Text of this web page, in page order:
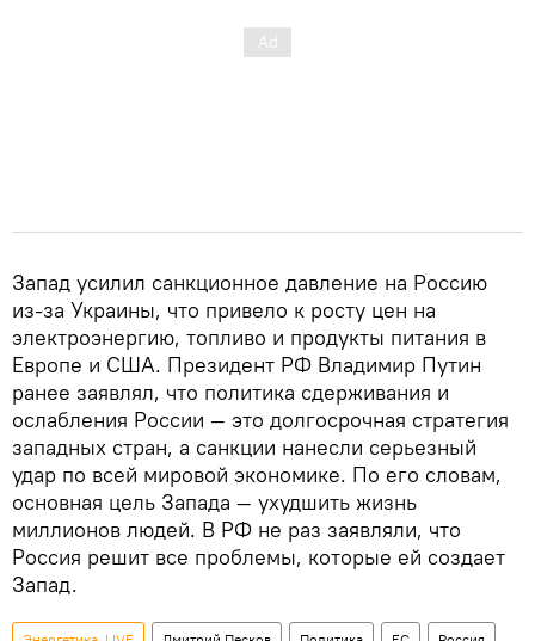
Запад усилил санкционное давление на Россию
из-за Украины, что привело к росту цен на
электроэнергию, топливо и продукты питания в
Европе и США. Президент РФ Владимир Путин
ранее заявлял, что политика сдерживания и
ослабления России — это долгосрочная стратегия
западных стран, а санкции нанесли серьезный
удар по всей мировой экономике. По его словам,
основная цель Запада — ухудшить жизнь
миллионов людей. В РФ не раз заявляли, что
Россия решит все проблемы, которые ей создает
Запад.